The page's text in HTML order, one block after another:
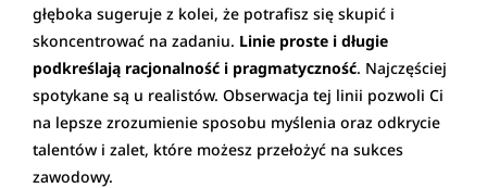
głęboka sugeruje z kolei, że potrafisz się skupić i
skoncentrować na zadaniu. Linie proste i długie
podkreślają racjonalność i pragmatyczność. Najczęściej
spotykane są u realistów. Obserwacja tej linii pozwoli Ci
na lepsze zrozumienie sposobu myślenia oraz odkrycie
talentów i zalet, które możesz przełożyć na sukces
zawodowy.